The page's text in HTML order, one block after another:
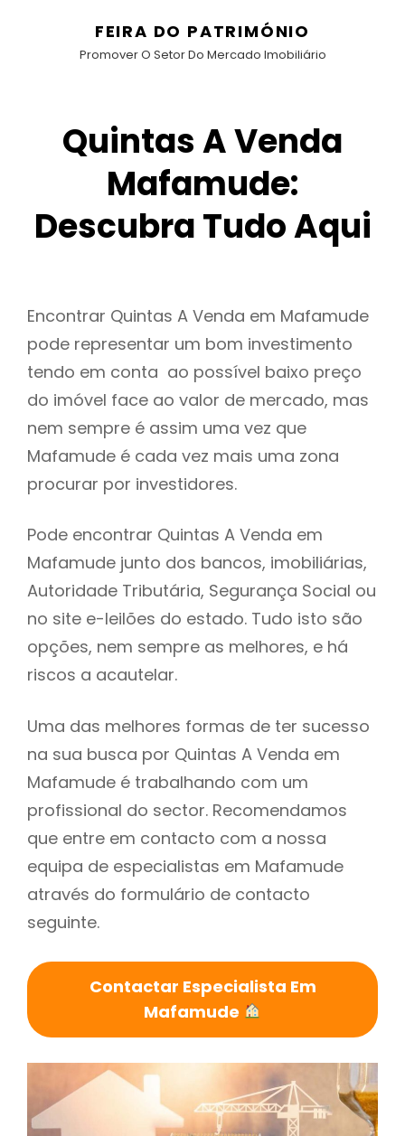
FEIRA DO PATRIMÓNIO
Promover O Setor Do Mercado Imobiliário
Quintas A Venda
Mafamude:
Descubra Tudo Aqui
Encontrar Quintas A Venda em Mafamude
pode representar um bom investimento
tendo em conta ao possível baixo preço
do imóvel face ao valor de mercado, mas
nem sempre é assim uma vez que
Mafamude é cada vez mais uma zona
procurar por investidores.
Pode encontrar Quintas A Venda em
Mafamude junto dos bancos, imobiliárias,
Autoridade Tributária, Segurança Social ou
no site e-leilões do estado. Tudo isto são
opções, nem sempre as melhores, e há
riscos a acautelar.
Uma das melhores formas de ter sucesso
na sua busca por Quintas A Venda em
Mafamude é trabalhando com um
profissional do sector. Recomendamos
que entre em contacto com a nossa
equipa de especialistas em Mafamude
através do formulário de contacto
seguinte.
Contactar Especialista Em
Mafamude